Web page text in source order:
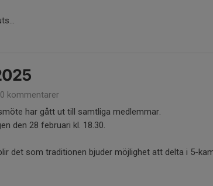
0 kommentarer
har gått ut till samtliga medlemmar.
den 28 februari kl. 18.30.
det som traditionen bjuder möjlighet att delta i 5-